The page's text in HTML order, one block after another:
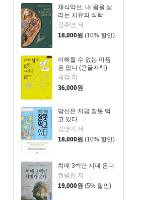
채식약선, 내 몸을 살
리는 치유의 식탁
강주연 저
18,000원 (10% 할인)
이해할 수 없는 아픔
은 없다 (큰글자책)
최강 저
36,000원
당신은 지금 잘못 먹
고 있다
김명미 저
18,000원 (10% 할인)
치매 3백만 시대 온다
전병헌 저
19,000원 (5% 할인)